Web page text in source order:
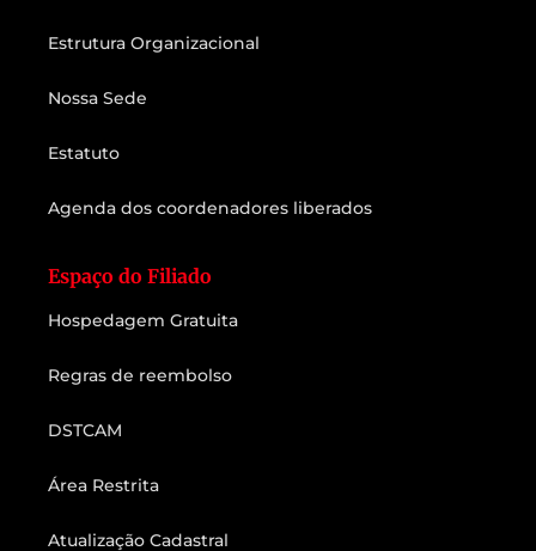
Estrutura Organizacional
Nossa Sede
Estatuto
Agenda dos coordenadores liberados
Espaço do Filiado
Hospedagem Gratuita
Regras de reembolso
DSTCAM
Área Restrita
Atualização Cadastral